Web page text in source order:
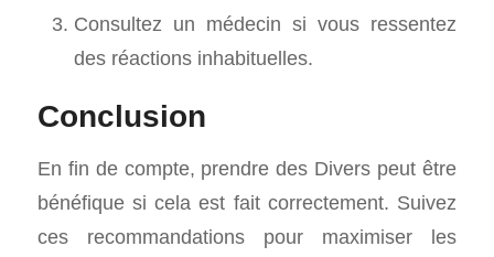
Consultez un médecin si vous ressentez
des réactions inhabituelles.
Conclusion
En fin de compte, prendre des Divers peut être
bénéfique si cela est fait correctement. Suivez
ces recommandations pour maximiser les